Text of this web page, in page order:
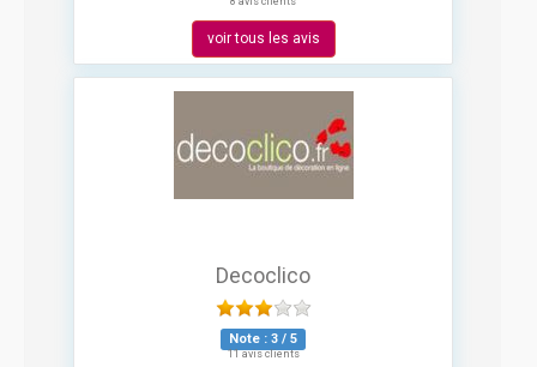
voir tous les avis
Decoclico
Note : 3 / 5
11 avis clients